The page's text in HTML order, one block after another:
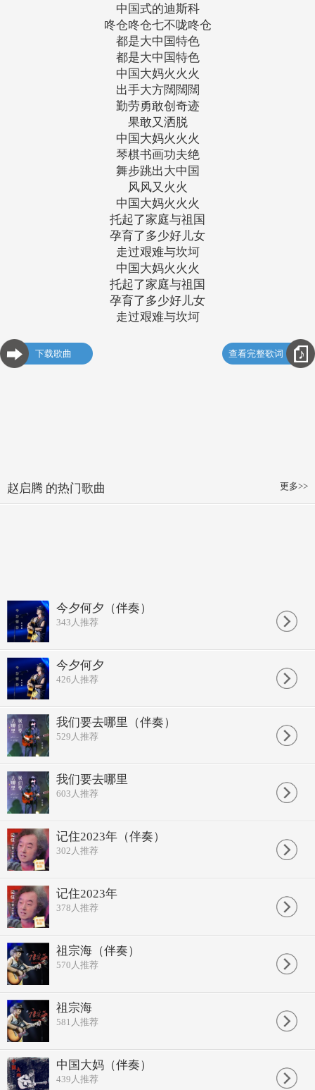
中国式的迪斯科
咚仓咚仓七不咙咚仓
都是大中国特色
都是大中国特色
中国大妈火火火
出手大方闊闊闊
勤劳勇敢创奇迹
果敢又洒脱
中国大妈火火火
琴棋书画功夫绝
舞步跳出大中国
风风又火火
中国大妈火火火
托起了家庭与祖国
孕育了多少好儿女
走过艰难与坎坷
中国大妈火火火
托起了家庭与祖国
孕育了多少好儿女
走过艰难与坎坷
下载歌曲 查看完整歌词
更多>>
赵启腾 的热门歌曲
今夕何夕（伴奏）
343 人推荐
今夕何夕
426 人推荐
我们要去哪里（伴奏）
529 人推荐
我们要去哪里
603 人推荐
记住2023年（伴奏）
302 人推荐
记住2023年
378 人推荐
祖宗海（伴奏）
570 人推荐
祖宗海
581 人推荐
中国大妈（伴奏）
439 人推荐